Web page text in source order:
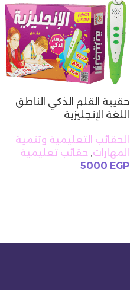
حقيبة القلم الذكي الناطق
اللغة الإنجليزية
الحقائب التعليمية وتنمية
المهارات, حقائب تعليمية
5000 EGP